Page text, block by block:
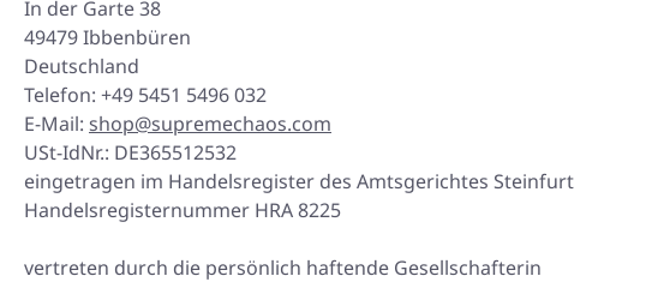
In der Garte 38
49479 Ibbenbüren
Deutschland
Telefon: +49 5451 5496 032
E-Mail: shop@supremechaos.com
USt-IdNr.: DE365512532
eingetragen im Handelsregister des Amtsgerichtes Steinfurt
Handelsregisternummer HRA 8225
vertreten durch die persönlich haftende Gesellschafterin